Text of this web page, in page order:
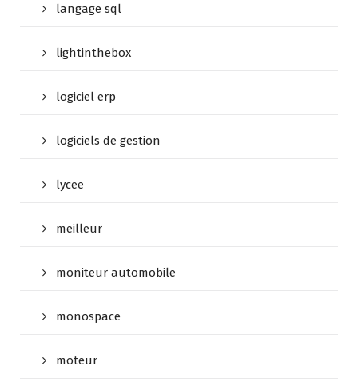
langage sql
lightinthebox
logiciel erp
logiciels de gestion
lycee
meilleur
moniteur automobile
monospace
moteur